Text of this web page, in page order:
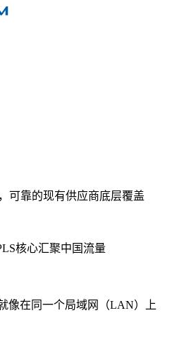
可靠的现有供应商底层覆盖
核心汇聚中国流量
像在同一个局域网（LAN）上